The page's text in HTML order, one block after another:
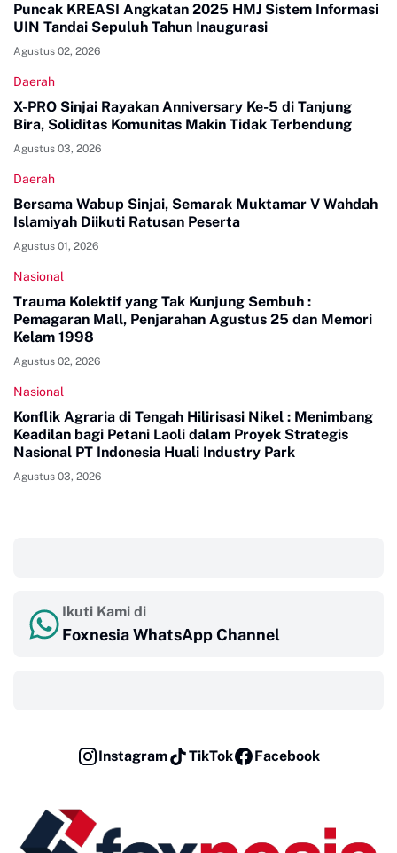
Puncak KREASI Angkatan 2025 HMJ Sistem Informasi
UIN Tandai Sepuluh Tahun Inaugurasi
Agustus 02, 2026
Daerah
X-PRO Sinjai Rayakan Anniversary Ke-5 di Tanjung
Bira, Soliditas Komunitas Makin Tidak Terbendung
Agustus 03, 2026
Daerah
Bersama Wabup Sinjai, Semarak Muktamar V Wahdah
Islamiyah Diikuti Ratusan Peserta
Agustus 01, 2026
Nasional
Trauma Kolektif yang Tak Kunjung Sembuh :
Pemagaran Mall, Penjarahan Agustus 25 dan Memori
Kelam 1998
Agustus 02, 2026
Nasional
Konflik Agraria di Tengah Hilirisasi Nikel : Menimbang
Keadilan bagi Petani Laoli dalam Proyek Strategis
Nasional PT Indonesia Huali Industry Park
Agustus 03, 2026
Ikuti Kami di
Foxnesia WhatsApp Channel
Instagram TikTok Facebook